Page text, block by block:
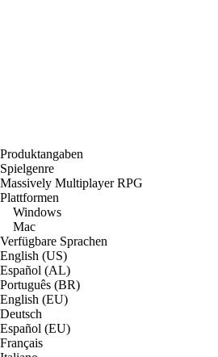
Produktangaben
Spielgenre
Massively Multiplayer RPG
Plattformen
Windows
Mac
Verfügbare Sprachen
English (US)
Español (AL)
Português (BR)
English (EU)
Deutsch
Español (EU)
Français